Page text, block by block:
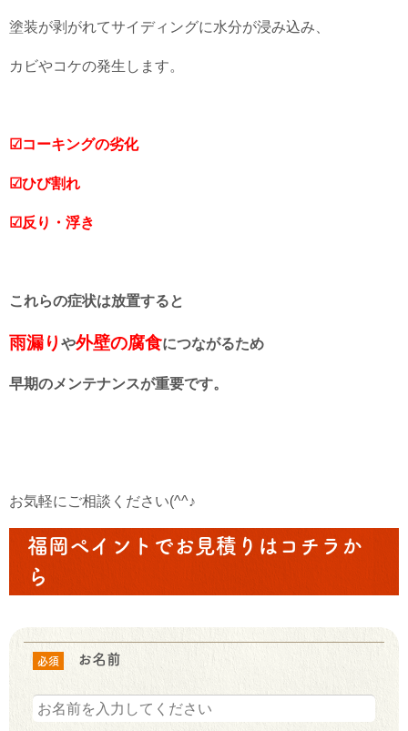
塗装が剥がれてサイディングに水分が浸み込み、
カビやコケの発生します。
☑コーキングの劣化
☑ひび割れ
☑反り・浮き
これらの症状は放置すると
雨漏り や外壁の腐食につながるため
早期のメンテナンスが重要です。
お気軽にご相談ください(^^♪
福岡ペイントでお見積りはコチラか
ら
必須 お名前